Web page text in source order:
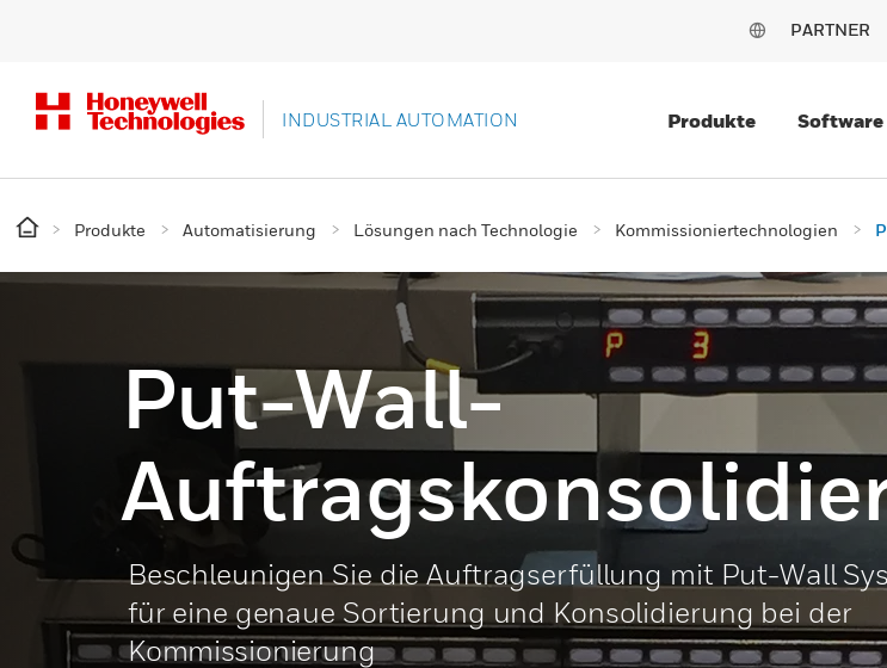
PARTNER
INDUSTRIAL AUTOMATION Produkte Software
Produkte Automatisierung Lösungen nach Technologie Kommissioniertechnologien
Put-Wall-
Beschleunigen Sie die Auftragserfüllung mit Put-Wall
für eine genaue Sortierung und Konsolidierung bei der
Kommissionierung